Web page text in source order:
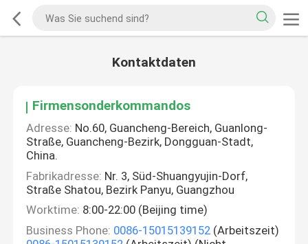
Kontaktdaten
Firmensonderkommandos
Adresse: No.60, Guancheng-Bereich, Guanlong-
Straße, Guancheng-Bezirk, Dongguan-Stadt,
China.
Fabrikadresse: Nr. 3, Süd-Shuangyujin-Dorf,
Straße Shatou, Bezirk Panyu, Guangzhou
Worktime: 8:00-22:00 (Beijing time)
Business Phone: 0086-15015139152 (Arbeitszeit)